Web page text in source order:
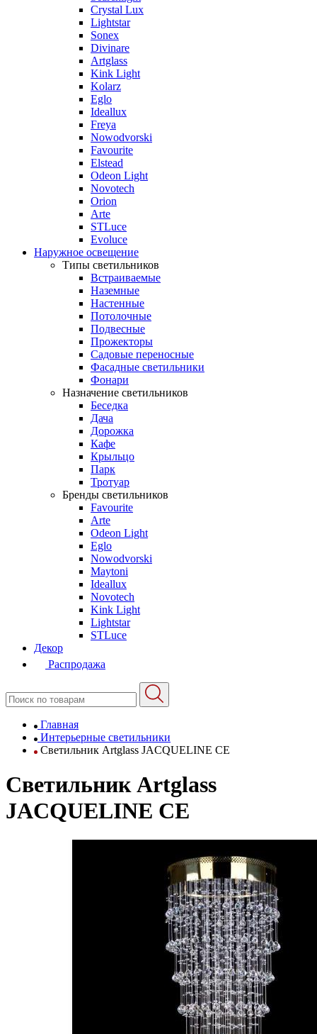
Crystal Lux
Lightstar
Sonex
Divinare
Artglass
Kink Light
Kolarz
Eglo
Ideallux
Freya
Nowodvorski
Favourite
Elstead
Odeon Light
Novotech
Orion
Arte
STLuce
Evoluce
Наружное освещение
Типы светильников
Встраиваемые
Наземные
Настенные
Потолочные
Подвесные
Прожекторы
Садовые переносные
Фасадные светильники
Фонари
Назначение светильников
Беседка
Дача
Дорожка
Кафе
Крыльцо
Парк
Тротуар
Бренды светильников
Favourite
Arte
Odeon Light
Eglo
Nowodvorski
Maytoni
Ideallux
Novotech
Kink Light
Lightstar
STLuce
Декор
Распродажа
Главная
Интерьерные светильники
Светильник Artglass JACQUELINE CE
Светильник Artglass
JACQUELINE CE